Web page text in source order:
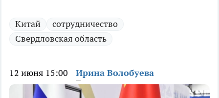
Китай
сотрудничество
Свердловская область
12 июня 15:00 Ирина Волобуева